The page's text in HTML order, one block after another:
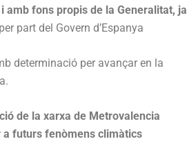
amb fons propis de la Generalitat, ja
part del Govern d’Espanya
determinació per avançar en la
de la xarxa de Metrovalencia
futurs fenòmens climàtics